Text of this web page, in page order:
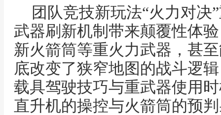
团队竞技新玩法“火力对决
武器刷新机制带来颠覆性体
新火箭筒等重火力武器，甚
底改变了狭窄地图的战斗逻
载具驾驶技巧与重武器使用
直升机的操控与火箭筒的预